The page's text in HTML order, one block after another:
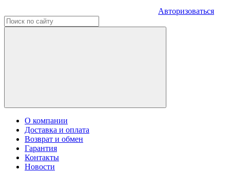
Авторизоваться
О компании
Доставка и оплата
Возврат и обмен
Гарантия
Контакты
Новости